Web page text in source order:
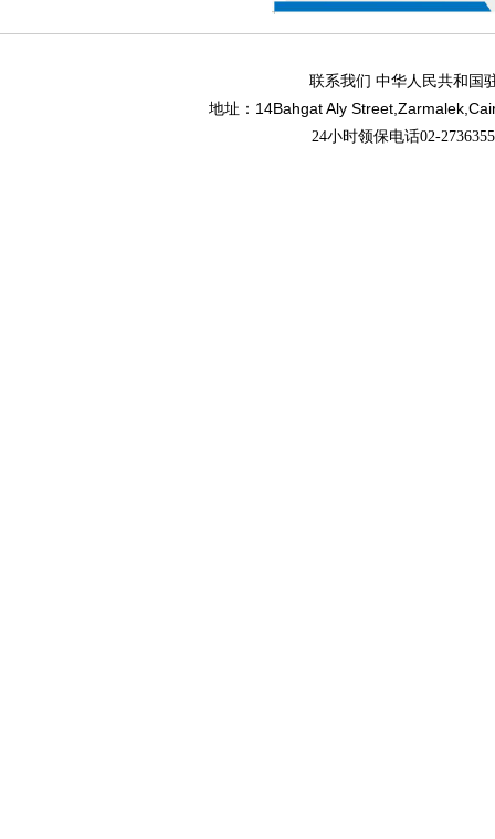
联系我们 中华人民共和国
地址： 14Bahgat Aly
24小时领保电话02-